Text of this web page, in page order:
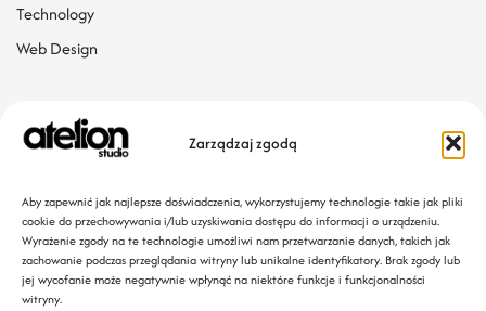
Zarządzaj zgodą
Aby zapewnić jak najlepsze doświadczenia, wykorzystujemy technologie takie jak pliki
cookie do przechowywania i/lub uzyskiwania dostępu do informacji o urządzeniu.
Wyrażenie zgody na te technologie umożliwi nam przetwarzanie danych, takich jak
zachowanie podczas przeglądania witryny lub unikalne identyfikatory. Brak zgody lub
jej wycofanie może negatywnie wpłynąć na niektóre funkcje i funkcjonalności
witryny.
Technology
Web Design
Tagi